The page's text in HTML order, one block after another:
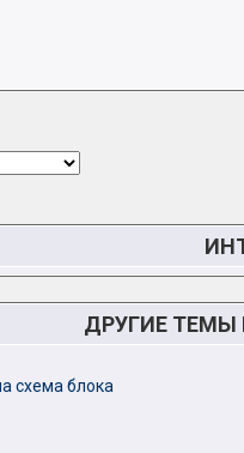
ДРУГИЕ ТЕМЫ
схема блока